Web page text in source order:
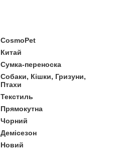
CosmoPet
Китай
Сумка-переноска
Собаки, Кішки, Гризуни,
Птахи
Текстиль
Прямокутна
Чорний
Демісезон
Новий